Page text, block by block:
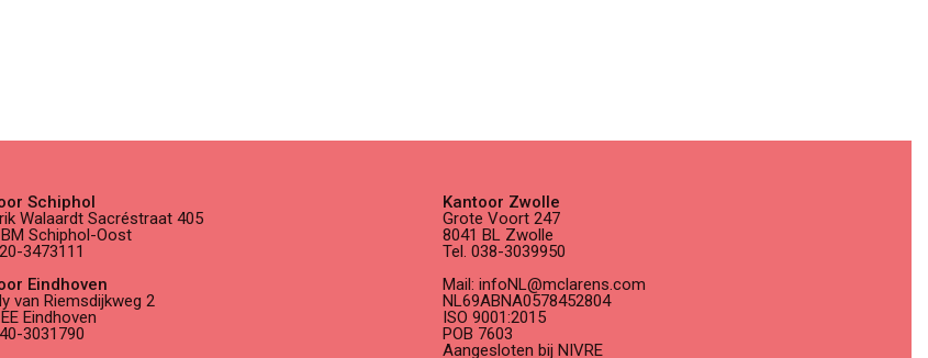
Schiphol
Walaardt Sacréstraat 405
Schiphol-Oost
3473111
Eindhoven
van Riemsdijkweg 2
Eindhoven
3031790
Kantoor Zwolle
Grote Voort 247
8041 BL Zwolle
Tel. 038-3039950
Mail: infoNL@mclarens.com
NL69ABNA0578452804
ISO 9001:2015
POB 7603
Aangesloten bij NIVRE